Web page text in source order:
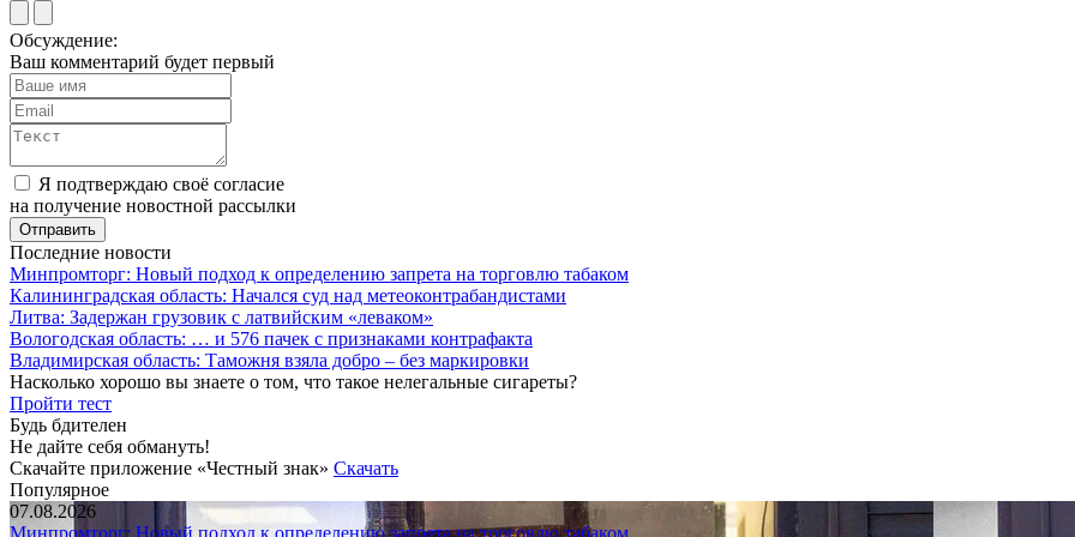
Обсуждение:
Ваш комментарий будет первый
Я подтверждаю своё согласие
на получение новостной рассылки
Последние новости
Минпромторг: Новый подход к определению запрета на торговлю табаком
Калининградская область: Начался суд над метеоконтрабандистами
Литва: Задержан грузовик с латвийским «леваком»
Вологодская область: … и 576 пачек с признаками контрафакта
Владимирская область: Таможня взяла добро – без маркировки
Насколько хорошо вы знаете о том, что такое нелегальные сигареты?
Пройти тест
Будь бдителен
Не дайте себя обмануть!
Скачайте приложение «Честный знак» Скачать
Популярное
07.08.2026
Минпромторг: Новый подход к определению запрета на торговлю табаком